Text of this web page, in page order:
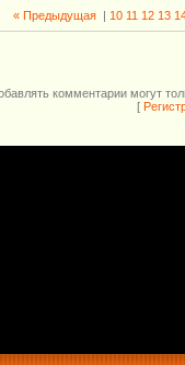
« Предыдущая| 10 11 12 13
комментарии могут
[